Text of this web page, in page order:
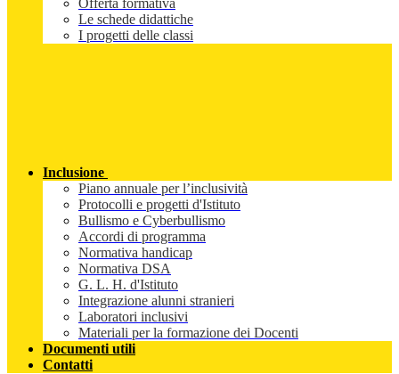
Offerta formativa
Le schede didattiche
I progetti delle classi
Inclusione
Piano annuale per l’inclusività
Protocolli e progetti d'Istituto
Bullismo e Cyberbullismo
Accordi di programma
Normativa handicap
Normativa DSA
G. L. H. d'Istituto
Integrazione alunni stranieri
Laboratori inclusivi
Materiali per la formazione dei Docenti
Documenti utili
Contatti